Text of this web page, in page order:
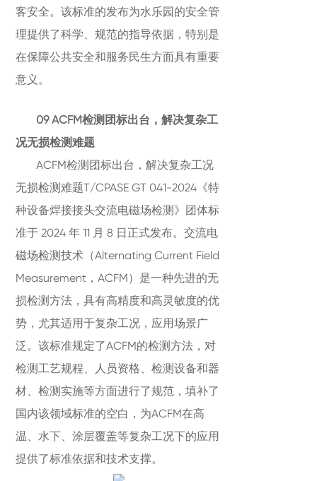
客安全。该标准的发布为水乐园的安全管
理提供了科学、规范的指导依据，特别是
在保障公共安全和服务民生方面具有重要
意义。
09 ACFM检测团标出台，解决复杂工
况无损检测难题
ACFM检测团标出台，解决复杂工况
无损检测难题T/CPASE GT 041-2024《特
种设备焊接接头交流电磁场检测》团体标
准于 2024 年 11 月 8 日正式发布。交流电
磁场检测技术（Alternating Current Field
Measurement，ACFM）是一种先进的无
损检测方法，具有高精度和高灵敏度的优
势，尤其适用于复杂工况，应用场景广
泛。该标准规定了ACFM的检测方法，对
检测工艺规程、人员资格、检测设备和器
材、检测实施等方面进行了规范，填补了
国内该领域标准的空白，为ACFM在高
温、水下、涂层覆盖等复杂工况下的应用
提供了标准依据和技术支撑。